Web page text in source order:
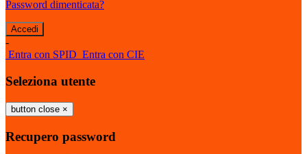
Password dimenticata?
-
Entra con SPID Entra con CIE
Seleziona utente
button close ×
Recupero password